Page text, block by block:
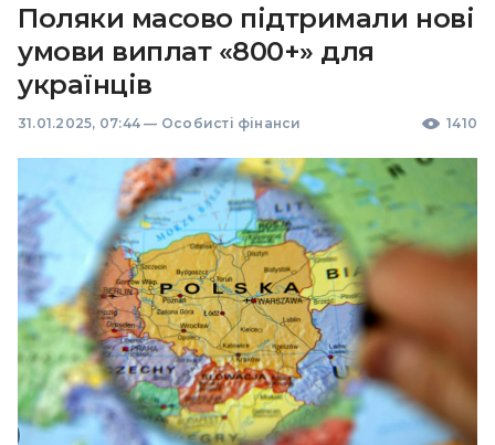
Поляки масово підтримали нові
умови виплат «800+» для
українців
31.01.2025, 07:44 — Особисті фінанси 1410